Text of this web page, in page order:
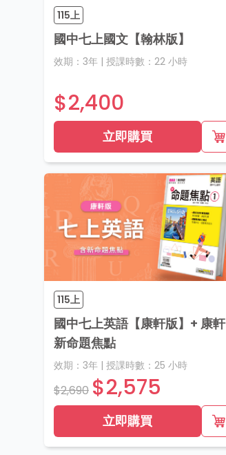
115上
國中七上國文【翰林版】
效期： 3年 | 授課時數： 22 小時
$2,400
立即購買
115上
國中七上英語【康軒版】+ 康軒
新命題焦點
效期： 3年 | 授課時數： 25 小時
$2,690 $2,575
立即購買